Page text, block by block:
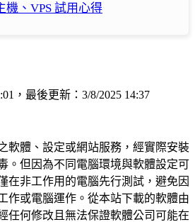
機、VPS 試用心得
，最後更新：3/8/2025 14:37
軟體、設定或網站服務，經實際安裝
。但因為不同電腦環境與軟體設定可
在非工作用的電腦先行測試，避免因
作或電腦運作。從本站下載的軟體由
任何修改且無法保證軟體公司可能在